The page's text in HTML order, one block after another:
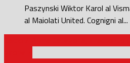
Paszynski Wiktor Karol al
al Maiolati United. Cognigni al...